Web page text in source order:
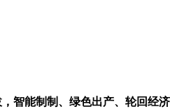
智能制制、绿色出产、轮回经